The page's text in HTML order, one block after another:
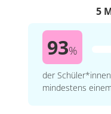
5
93%
der
mindestens